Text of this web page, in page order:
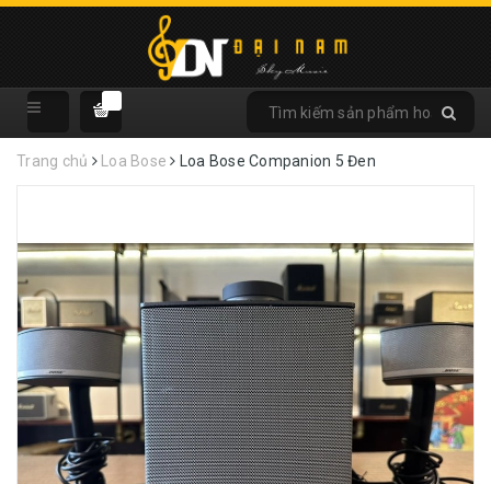
Trang chủ Loa Bose Loa Bose Companion 5 Đen